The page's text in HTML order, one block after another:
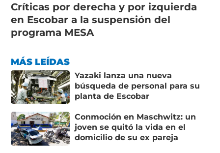
Críticas por derecha y por izquierda
en Escobar a la suspensión del
programa MESA
MÁS LEÍDAS
Yazaki lanza una nueva
búsqueda de personal para su
planta de Escobar
Conmoción en Maschwitz: un
joven se quitó la vida en el
domicilio de su ex pareja